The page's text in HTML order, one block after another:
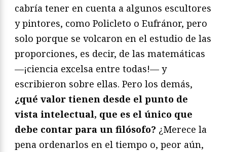
cabría tener en cuenta a algunos escultores
y pintores, como Policleto o Eufránor, pero
solo porque se volcaron en el estudio de las
proporciones, es decir, de las matemáticas
—¡ciencia excelsa entre todas!— y
escribieron sobre ellas. Pero los demás,
¿qué valor tienen desde el punto de
vista intelectual, que es el único que
debe contar para un filósofo? ¿Merece la
pena ordenarlos en el tiempo o, peor aún,